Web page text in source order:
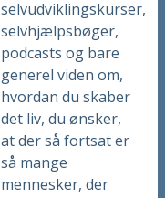
selvudviklingskurser,
selvhjælpsbøger,
podcasts og bare
generel viden om,
hvordan du skaber
det liv, du ønsker,
at der så fortsat er
så mange
mennesker, der